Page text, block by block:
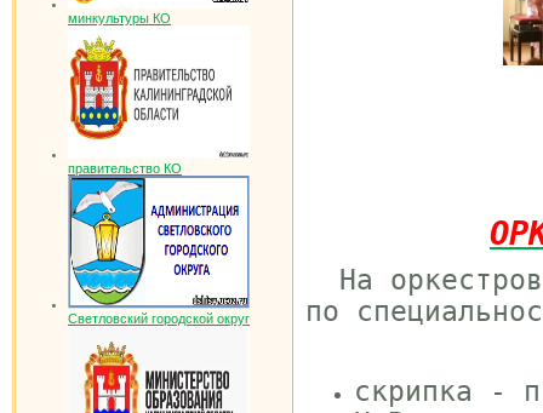
минкультуры КО
правительство КО
Светловский городской округ
На
по
скрипка -